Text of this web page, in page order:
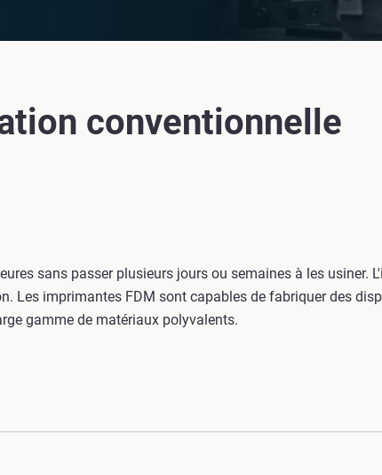
conventionnelle
sans passer plusieurs jours ou semaines à les usiner.
Les imprimantes FDM sont capables de fabriquer des
gamme de matériaux polyvalents.